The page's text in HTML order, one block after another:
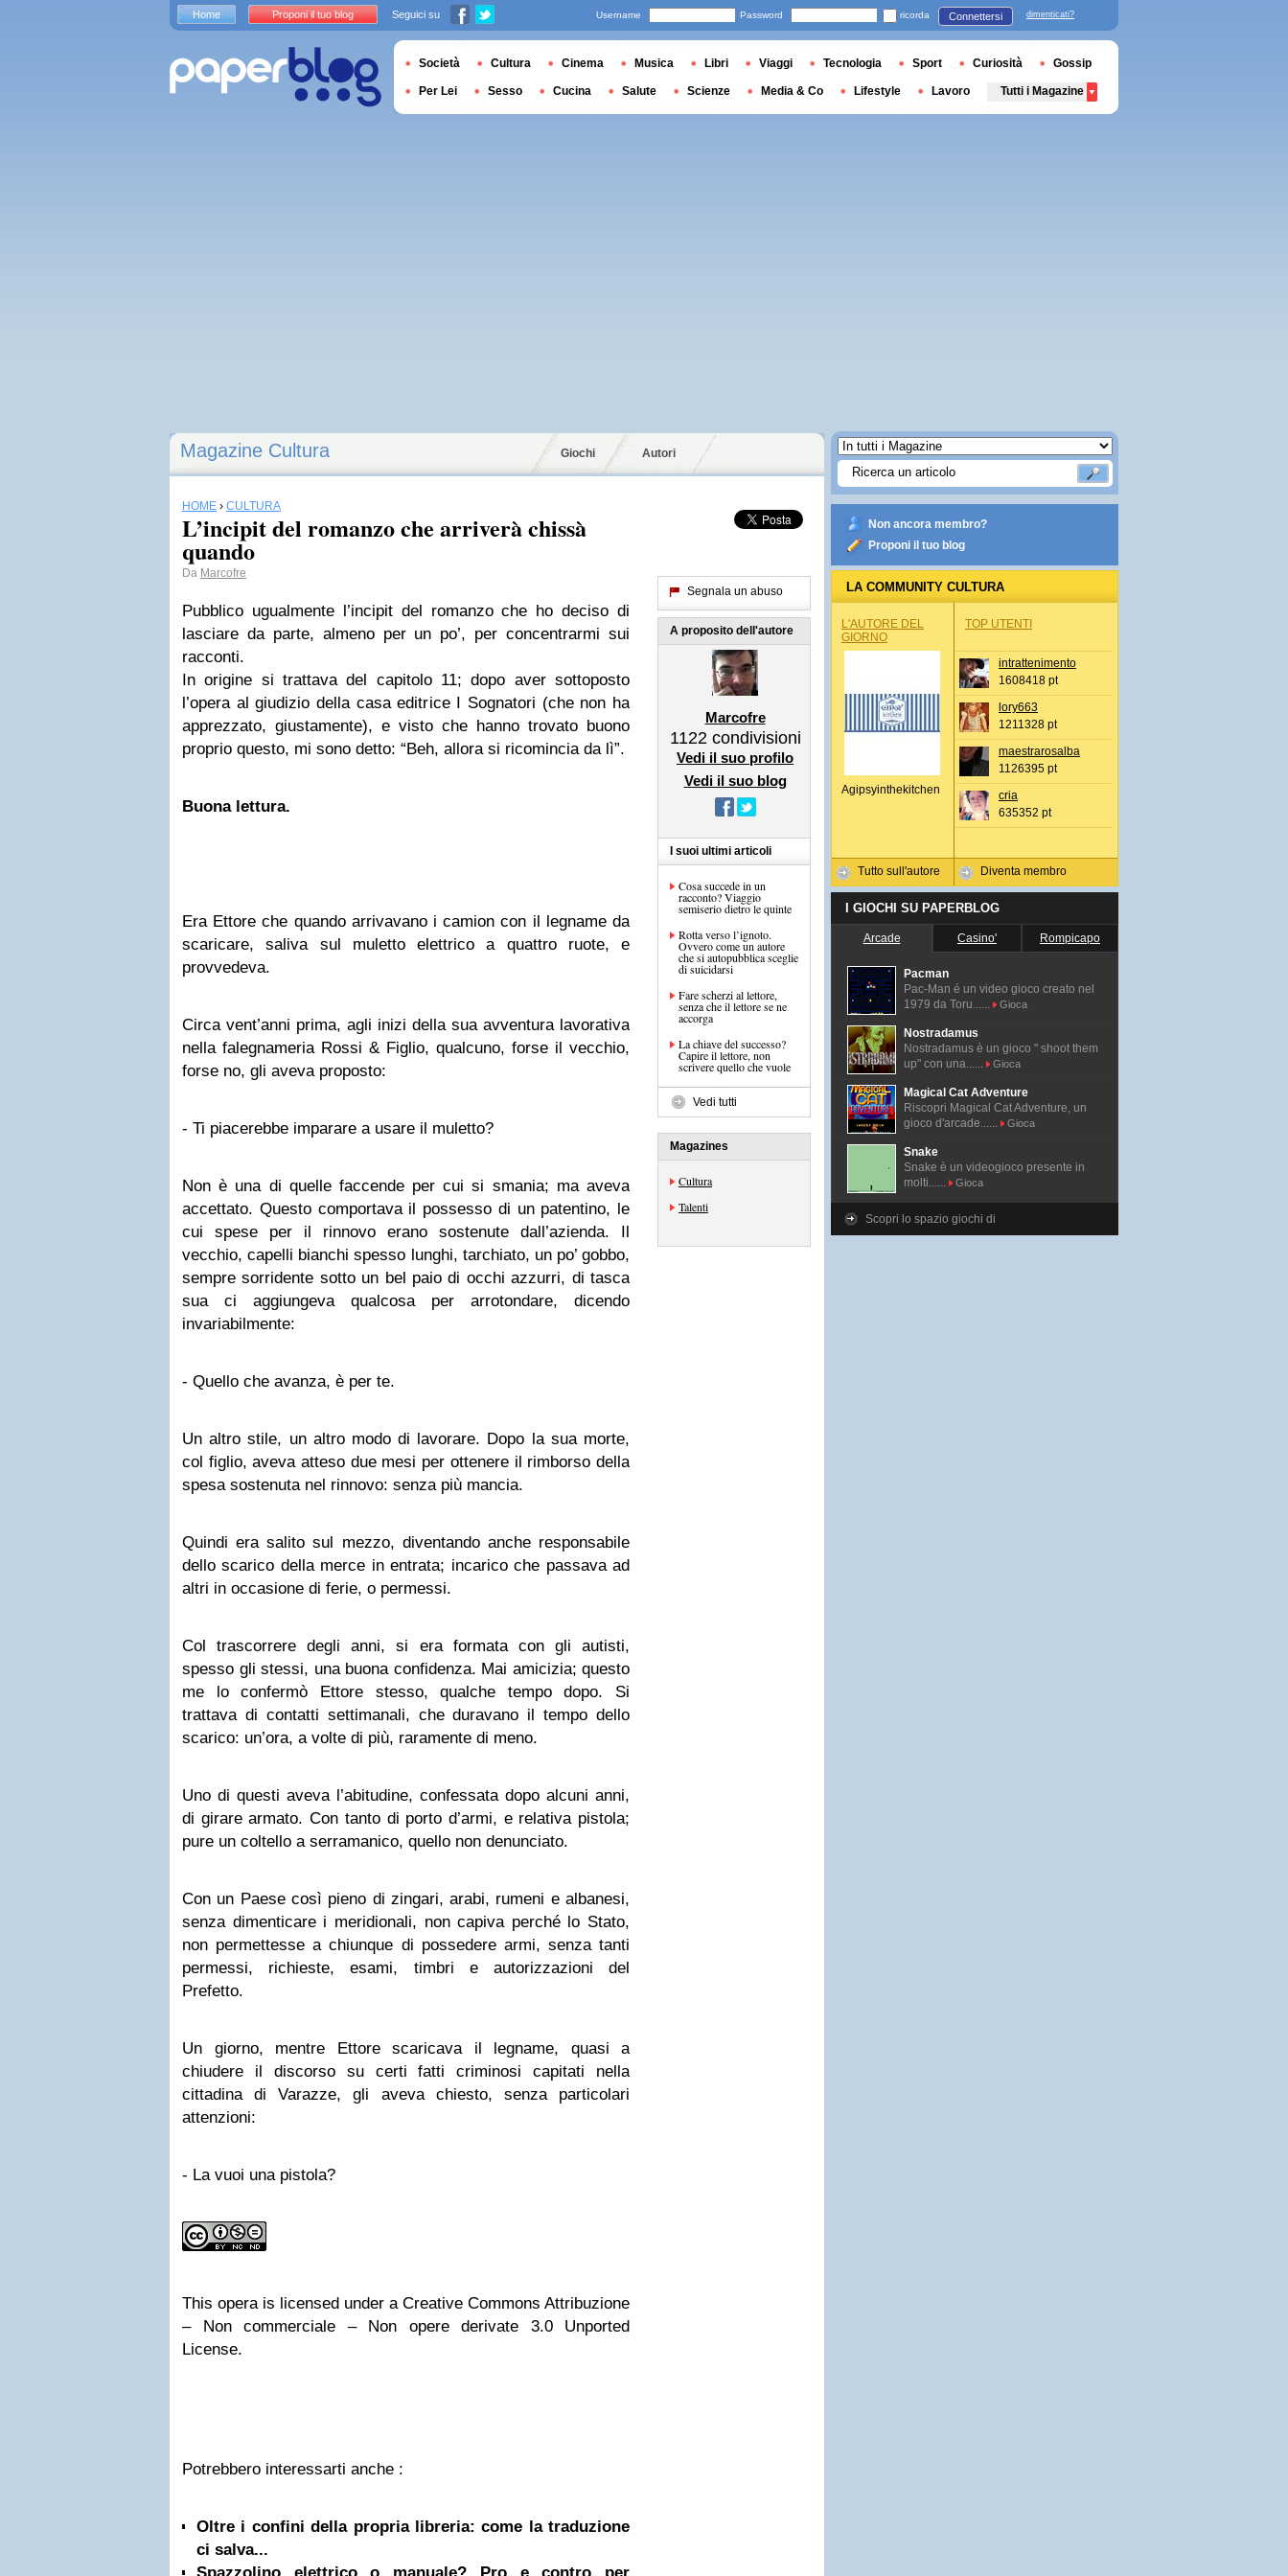
Magazine Cultura Giochi Autori
HOME › CULTURA
L’incipit del romanzo che arriverà chissà
quando
Da Marcofre
Pubblico ugualmente l’incipit del romanzo che ho deciso di
lasciare da parte, almeno per un po’, per concentrarmi sui
racconti.
In origine si trattava del capitolo 11; dopo aver sottoposto
l’opera al giudizio della casa editrice I Sognatori (che non ha
apprezzato, giustamente), e visto che hanno trovato buono
proprio questo, mi sono detto: “Beh, allora si ricomincia da lì”.
Buona lettura.
Era Ettore che quando arrivavano i camion con il legname da
scaricare, saliva sul muletto elettrico a quattro ruote, e
provvedeva.
Circa vent’anni prima, agli inizi della sua avventura lavorativa
nella falegnameria Rossi & Figlio, qualcuno, forse il vecchio,
forse no, gli aveva proposto:
- Ti piacerebbe imparare a usare il muletto?
Non è una di quelle faccende per cui si smania; ma aveva
accettato. Questo comportava il possesso di un patentino, le
cui spese per il rinnovo erano sostenute dall’azienda. Il
vecchio, capelli bianchi spesso lunghi, tarchiato, un po’ gobbo,
sempre sorridente sotto un bel paio di occhi azzurri, di tasca
sua ci aggiungeva qualcosa per arrotondare, dicendo
invariabilmente:
- Quello che avanza, è per te.
Un altro stile, un altro modo di lavorare. Dopo la sua morte,
col figlio, aveva atteso due mesi per ottenere il rimborso della
spesa sostenuta nel rinnovo: senza più mancia.
Quindi era salito sul mezzo, diventando anche responsabile
dello scarico della merce in entrata; incarico che passava ad
altri in occasione di ferie, o permessi.
Col trascorrere degli anni, si era formata con gli autisti,
spesso gli stessi, una buona confidenza. Mai amicizia; questo
me lo confermò Ettore stesso, qualche tempo dopo. Si
trattava di contatti settimanali, che duravano il tempo dello
scarico: un’ora, a volte di più, raramente di meno.
Uno di questi aveva l’abitudine, confessata dopo alcuni anni,
di girare armato. Con tanto di porto d’armi, e relativa pistola;
pure un coltello a serramanico, quello non denunciato.
Con un Paese così pieno di zingari, arabi, rumeni e albanesi,
senza dimenticare i meridionali, non capiva perché lo Stato,
non permettesse a chiunque di possedere armi, senza tanti
permessi, richieste, esami, timbri e autorizzazioni del
Prefetto.
Un giorno, mentre Ettore scaricava il legname, quasi a
chiudere il discorso su certi fatti criminosi capitati nella
cittadina di Varazze, gli aveva chiesto, senza particolari
attenzioni:
- La vuoi una pistola?
This opera is licensed under a Creative Commons Attribuzione
– Non commerciale – Non opere derivate 3.0 Unported
License.
Potrebbero interessarti anche :
Oltre i confini della propria libreria: come la traduzione
ci salva...
Segnala un abuso
A proposito dell'autore
Marcofre
1122 condivisioni
Vedi il suo profilo
Vedi il suo blog
I suoi ultimi articoli
Cosa succede in un
racconto? Viaggio
semiserio dietro le quinte
Rotta verso l’ignoto.
Ovvero come un autore
che si autopubblica sceglie
di suicidarsi
Fare scherzi al lettore,
senza che il lettore se ne
accorga
La chiave del successo?
Capire il lettore, non
scrivere quello che vuole
Vedi tutti
Magazines
Cultura
Talenti
Non ancora membro?
Proponi il tuo blog
LA COMMUNITY CULTURA
L'AUTORE DEL
GIORNO
Agipsyinthekitchen
Tutto sull'autore
TOP UTENTI
intrattenimento
1608418 pt
lory663
1211328 pt
maestrarosalba
1126395 pt
cria
635352 pt
Diventa membro
I GIOCHI SU PAPERBLOG
Arcade Casino' Rompicapo
Pacman
Pac-Man é un video gioco creato nel
1979 da Toru......
Gioca
Nostradamus
Nostradamus è un gioco " shoot them
up" con una......
Gioca
Magical Cat Adventure
Riscopri Magical Cat Adventure, un
gioco d'arcade......
Gioca
Snake
Snake è un videogioco presente in
molti......
Gioca
Scopri lo spazio giochi di
Home Proponi il tuo blog Seguici su Username Password ricorda Connettersi dimenticati?
Società Cultura Cinema Musica Libri Viaggi Tecnologia Sport Curiosità Gossip
Per Lei Sesso Cucina Salute Scienze Media & Co Lifestyle Lavoro Tutti i Magazine